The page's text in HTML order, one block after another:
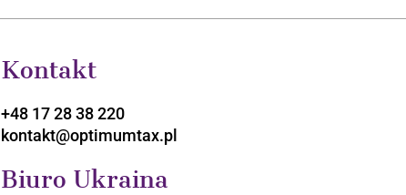
Kontakt
+48 17 28 38 220
kontakt@optimumtax.pl
Biuro Ukraina